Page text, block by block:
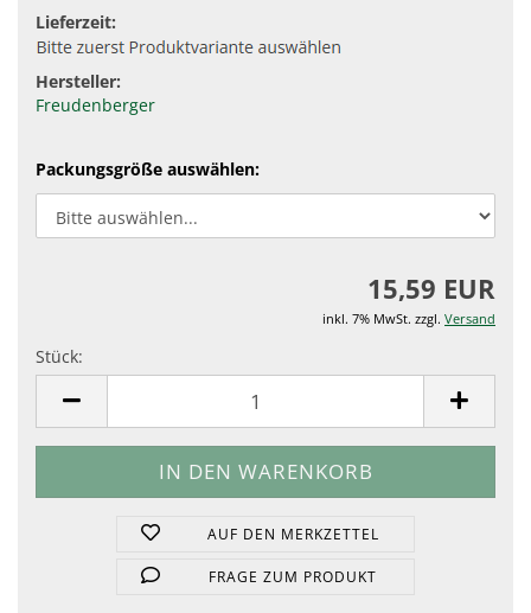
Lieferzeit:
Hersteller:
Freudenberger
Packungsgröße auswählen:
15,59 EUR
inkl. 7% MwSt. zzgl. Versand
Stück:
AUF DEN MERKZETTEL
FRAGE ZUM PRODUKT